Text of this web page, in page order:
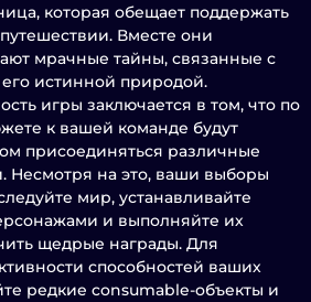
которая обещает поддержать
Вместе они
мрачные тайны, связанные с
истинной природой.
игры заключается в том, что по
к вашей команде будут
присоединяться различные
Несмотря на это, ваши выборы
мир, устанавливайте
и выполняйте их
щедрые награды. Для
способностей ваших
редкие consumable-объекты и